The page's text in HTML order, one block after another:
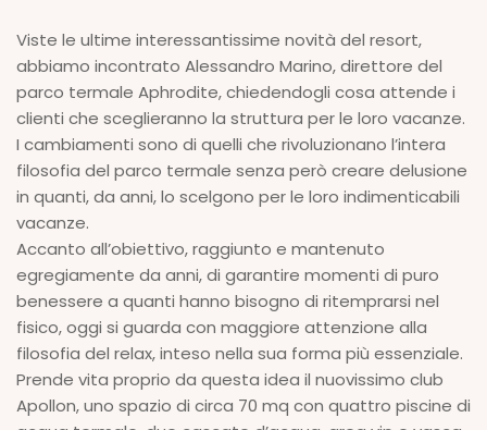
Viste le ultime interessantissime novità del resort,
abbiamo incontrato Alessandro Marino, direttore del
parco termale Aphrodite, chiedendogli cosa attende i
clienti che sceglieranno la struttura per le loro vacanze.
I cambiamenti sono di quelli che rivoluzionano l’intera
filosofia del parco termale senza però creare delusione
in quanti, da anni, lo scelgono per le loro indimenticabili
vacanze.
Accanto all’obiettivo, raggiunto e mantenuto
egregiamente da anni, di garantire momenti di puro
benessere a quanti hanno bisogno di ritemprarsi nel
fisico, oggi si guarda con maggiore attenzione alla
filosofia del relax, inteso nella sua forma più essenziale.
Prende vita proprio da questa idea il nuovissimo club
Apollon, uno spazio di circa 70 mq con quattro piscine di